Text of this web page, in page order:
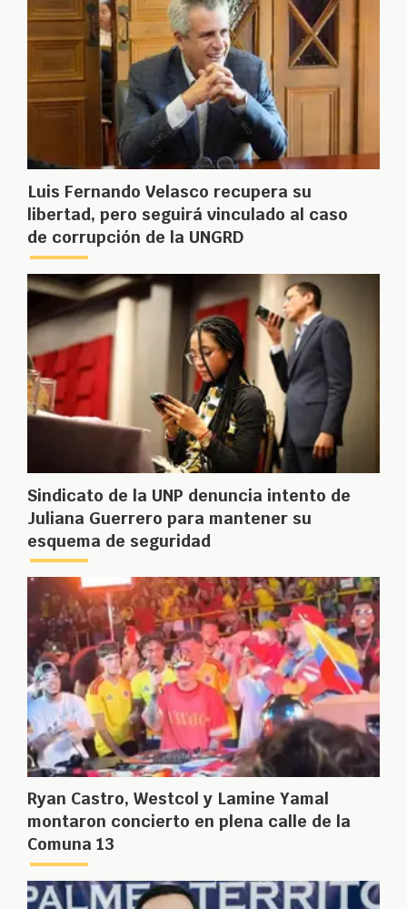
Luis Fernando Velasco recupera su
libertad, pero seguirá vinculado al caso
de corrupción de la UNGRD
Sindicato de la UNP denuncia intento de
Juliana Guerrero para mantener su
esquema de seguridad
Ryan Castro, Westcol y Lamine Yamal
montaron concierto en plena calle de la
Comuna 13